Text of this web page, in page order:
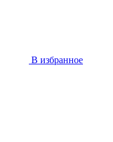
В избранное